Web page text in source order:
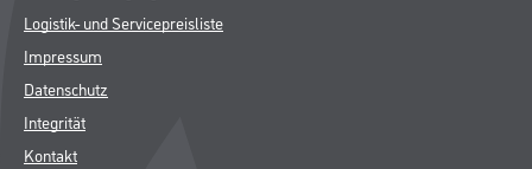
Logistik- und Servicepreisliste
Impressum
Datenschutz
Integrität
Kontakt